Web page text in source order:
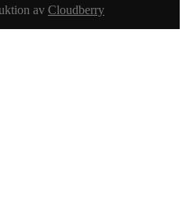
av Cloudberry